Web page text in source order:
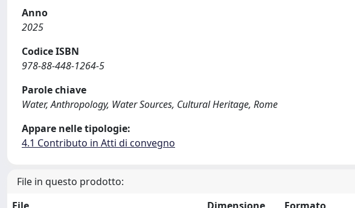
Anno
2025
Codice ISBN
978-88-448-1264-5
Parole chiave
Water, Anthropology, Water Sources, Cultural Heritage, Rome
Appare nelle tipologie:
4.1 Contributo in Atti di convegno
File in questo prodotto: